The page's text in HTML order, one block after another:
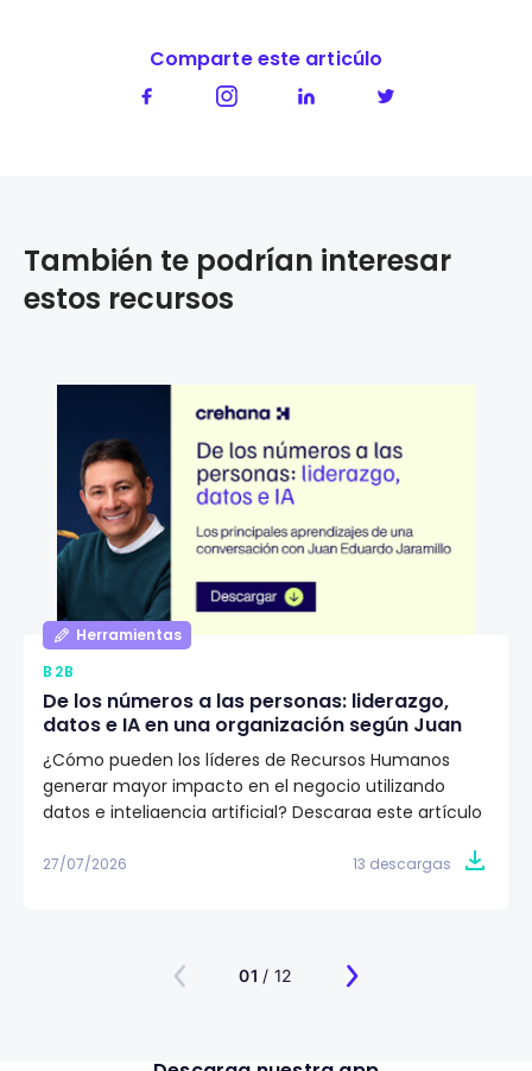
Comparte este articúlo
También te podrían interesar
estos recursos
Herramientas
B2B
De los números a las personas: liderazgo,
datos e IA en una organización según Juan
Eduardo Jaramillo
¿Cómo pueden los líderes de Recursos Humanos
generar mayor impacto en el negocio utilizando
datos e inteligencia artificial? Descarga este artículo
VP de Talento Humano en Emtelco, sobre el papel del
27/07/2026 13 descargas
01 / 12